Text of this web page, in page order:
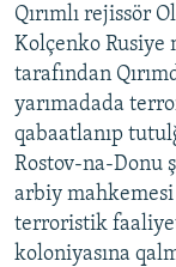
Qırımlı rejissör
Kolçenko
tarafından
yarımadada
qabaatlanıp
Rostov-na-Donu
arbiy mahkemesi
terroristik
koloniyasına